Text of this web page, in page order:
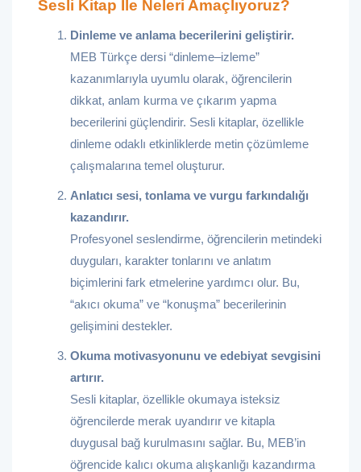
Sesli Kitap Ile Neleri Amaçlıyoruz?
Dinleme ve anlama becerilerini geliştirir.
MEB Türkçe dersi “dinleme–izleme”
kazanımlarıyla uyumlu olarak, öğrencilerin
dikkat, anlam kurma ve çıkarım yapma
becerilerini güçlendirir. Sesli kitaplar, özellikle
dinleme odaklı etkinliklerde metin çözümleme
çalışmalarına temel oluşturur.
Anlatıcı sesi, tonlama ve vurgu farkındalığı
kazandırır.
Profesyonel seslendirme, öğrencilerin metindeki
duyguları, karakter tonlarını ve anlatım
biçimlerini fark etmelerine yardımcı olur. Bu,
“akıcı okuma” ve “konuşma” becerilerinin
gelişimini destekler.
Okuma motivasyonunu ve edebiyat sevgisini
artırır.
Sesli kitaplar, özellikle okumaya isteksiz
öğrencilerde merak uyandırır ve kitapla
duygusal bağ kurulmasını sağlar. Bu, MEB’in
öğrencide kalıcı okuma alışkanlığı kazandırma